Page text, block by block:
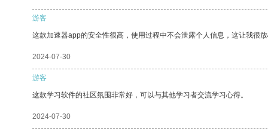
游客
这款加速器app的安全性很高，使用过程中不会泄露个人信息，这让我很
2024-07-30
游客
这款学习软件的社区氛围非常好，可以与其他学习者交流学习心得。
2024-07-30